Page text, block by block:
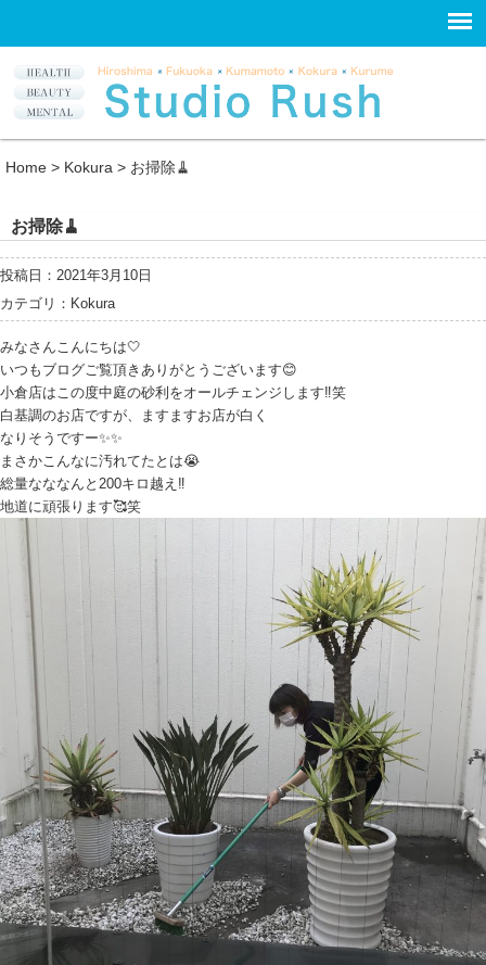
Home > Kokura > お掃除🧹
お掃除🧹
投稿日：2021年3月10日
カテゴリ： Kokura
みなさんこんにちは🤍
いつもブログご覧頂きありがとうございます😊
小倉店はこの度中庭の砂利をオールチェンジします‼︎笑
白基調のお店ですが、ますますお店が白く
なりそうですー✨✨
まさかこんなに汚れてたとは😭
総量なななんと200キロ越え‼︎
地道に頑張ります🥰笑